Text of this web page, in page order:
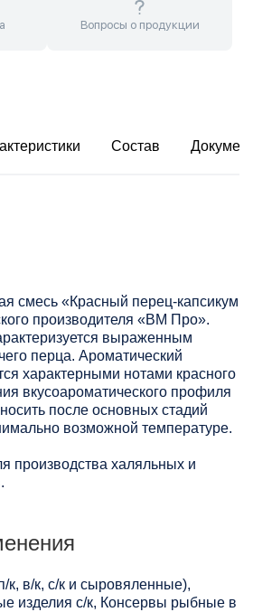
Вопросы о продукции
Состав
смесь «Красный перец-капсикум
производителя «ВМ Про».
выраженным
перца. Ароматический
характерными нотами красного
вкусоароматического профиля
после основных стадий
возможной температуре.
производства халяльных и
к, в/к, с/к и сыровяленные),
изделия с/к, Консервы рыбные в